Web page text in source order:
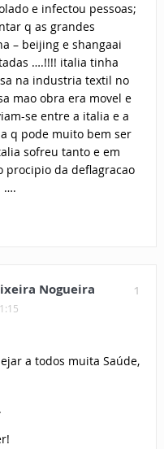
e infectou pessoas;
q as grandes
– beijing e shangaai
….!!!! italia tinha
na industria textil no
mao obra era movel e
se entre a italia e a
q pode muito bem ser
sofreu tanto e em
procipio da deflagracao
….
1
Nogueira
a todos muita Saúde,